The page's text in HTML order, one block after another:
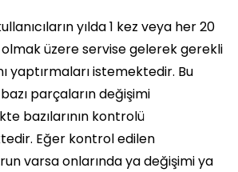
yılda 1 kez veya her 20
üzere servise gelerek gerekli
yaptırmaları istemektedir. Bu
parçaların değişimi
bazılarının kontrolü
Eğer kontrol edilen
varsa onlarında ya değişimi ya